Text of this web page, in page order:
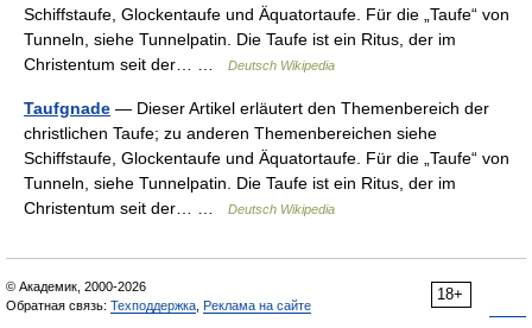
Schiffstaufe, Glockentaufe und Äquatortaufe. Für die „Taufe“ von
Tunneln, siehe Tunnelpatin. Die Taufe ist ein Ritus, der im
Christentum seit der… …
Deutsch Wikipedia
Taufgnade — Dieser Artikel erläutert den Themenbereich der
christlichen Taufe; zu anderen Themenbereichen siehe
Schiffstaufe, Glockentaufe und Äquatortaufe. Für die „Taufe“ von
Tunneln, siehe Tunnelpatin. Die Taufe ist ein Ritus, der im
Christentum seit der… …
Deutsch Wikipedia
18+
© Академик, 2000-2026
Обратная связь: Техподдержка Реклама на сайте